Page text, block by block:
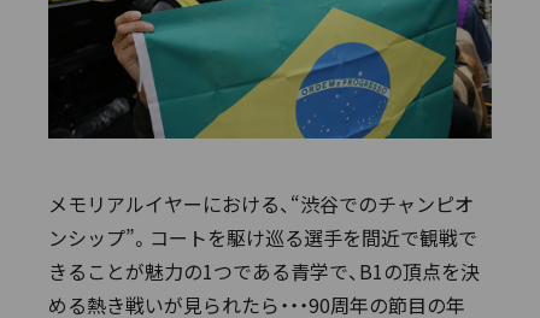
メモリアルイヤーにおける、“渋谷でのチャンピオ
ンシップ”。コートを駆け巡る選手を間近で観戦で
きることが魅力の1つである青学で、B1の頂点を決
める熱き戦いが見られたら・・・90周年の節目の年